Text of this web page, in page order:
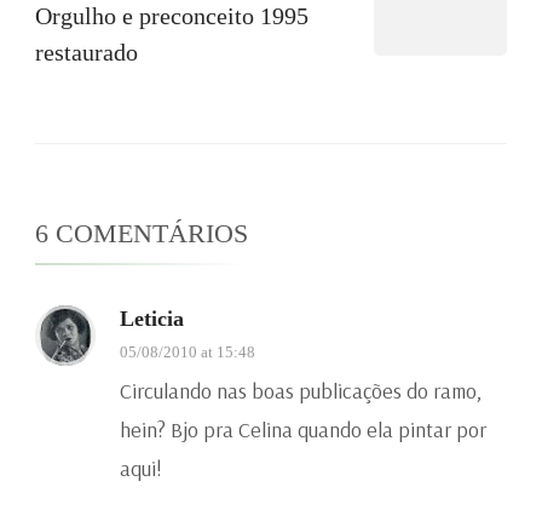
Orgulho e preconceito 1995
restaurado
6 COMENTÁRIOS
Leticia
05/08/2010 at 15:48
Circulando nas boas publicações do ramo,
hein? Bjo pra Celina quando ela pintar por
aqui!